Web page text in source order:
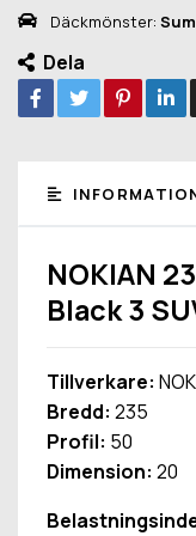
Däckmönster:
Dela
NOKIAN
Black 3
Tillverkare:
Bredd: 235
Profil: 50
Dimension: 20